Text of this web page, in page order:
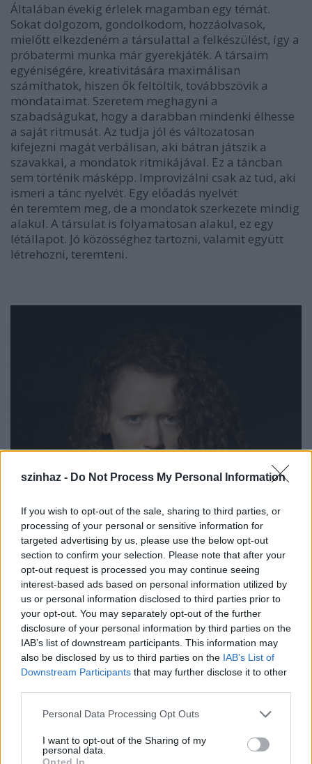
szinhaz - Do Not Process My Personal Information
If you wish to opt-out of the sale, sharing to third parties, or
processing of your personal or sensitive information for
targeted advertising by us, please use the below opt-out
section to confirm your selection. Please note that after your
opt-out request is processed you may continue seeing
interest-based ads based on personal information utilized by
us or personal information disclosed to third parties prior to
your opt-out. You may separately opt-out of the further
disclosure of your personal information by third parties on the
IAB’s list of downstream participants. This information may
also be disclosed by us to third parties on the IAB’s List of
Downstream Participants that may further disclose it to other
Please note that this website/app uses one or more Google
not limited to your visit or usage behaviour. You may click to
grant or deny consent to Google and its third-party tags to
Personal Data Processing Opt Outs
I want to opt-out of the Sharing of my
personal data.
Opted In
Általában évekig érlelek magamban egy témát.
Sokat dolgozom, gondolkodom, hozzáolvasok,
mielőtt elkezdeném a társulattal a felkészülést, így a
próbatermi munka már gyerekjáték. A társaim
egyéniségére, kreativitására maximálisan
számíthatok, hiszen ők feltöltik, továbbszövik a
mondataimat. Szeretem meghagyni a
szabadságukat, hogy a darabban mindenki élhesse
a saját ritmusát. Az tudja jól és változatosan
kifejezni magát verbálisan, aki bátran játszik a
szavakkal, a mondatok ritmikájával. Ez a táncban
sem történik másképp. Improvizálni csak az tud, aki
ismeri a tánc nyelvét. Egy előadás nyelvét
én teremtem meg, de a mondatok szerkezete mindig
alakul. A társulat is folyamatosan alakul, ez egy
létállapot. Jó közösséghez tartozni, valamit együtt
létrehozni, teremteni.